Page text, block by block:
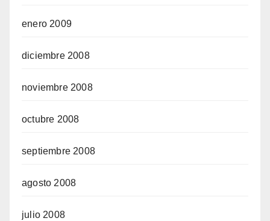
enero 2009
diciembre 2008
noviembre 2008
octubre 2008
septiembre 2008
agosto 2008
julio 2008